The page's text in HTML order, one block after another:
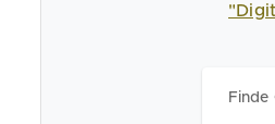
Finde